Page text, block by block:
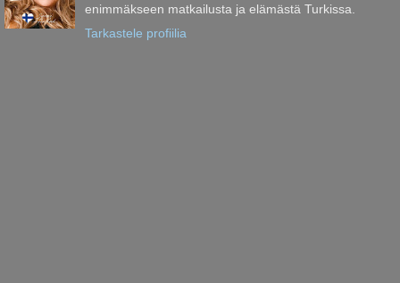
enimmäkseen matkailusta ja elämästä Turkissa.
Tarkastele profiilia